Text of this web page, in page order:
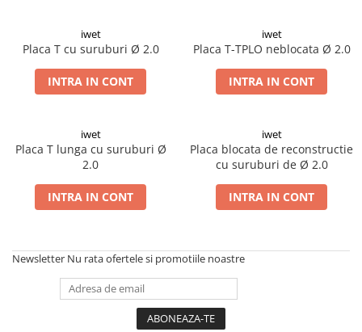
Șuruburi TORX Locking
iwet
Placa T cu suruburi Ø 2.0
INTRA IN CONT
iwet
Placa T-TPLO neblocata Ø 2.0
INTRA IN CONT
iwet
Placa T lunga cu suruburi Ø
2.0
INTRA IN CONT
iwet
Placa blocata de reconstructie
cu suruburi de Ø 2.0
INTRA IN CONT
Newsletter Nu rata ofertele si promotiile noastre